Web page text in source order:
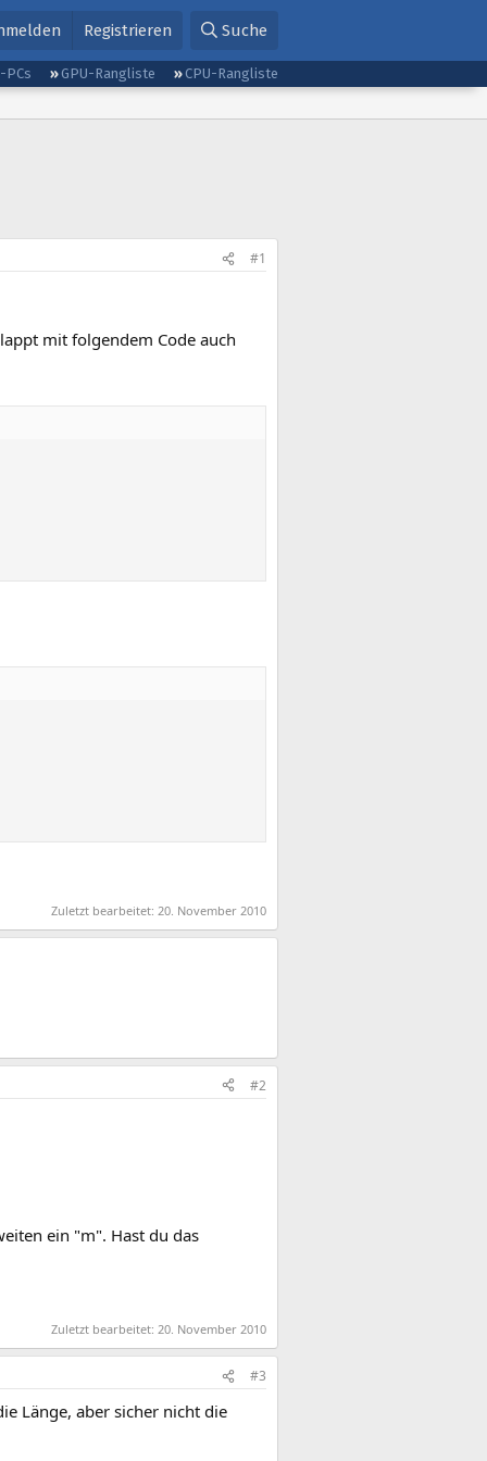
Registrieren Suche
PCs GPU-Rangliste CPU-Rangliste
#1
mit folgendem Code auch
Zuletzt bearbeitet: 20. November 2010
#2
ein "m". Hast du das
Zuletzt bearbeitet: 20. November 2010
#3
Länge, aber sicher nicht die